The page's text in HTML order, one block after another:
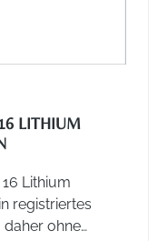
LITHIUM
16 Lithium
registriertes
daher ohne